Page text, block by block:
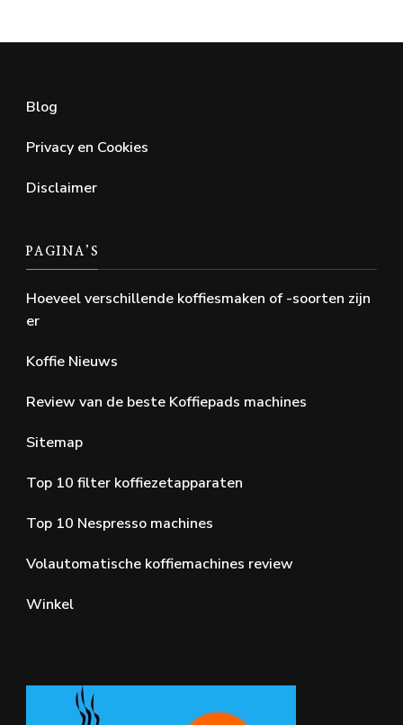
Blog
Privacy en Cookies
Disclaimer
PAGINA’S
Hoeveel verschillende koffiesmaken of -soorten zijn
er
Koffie Nieuws
Review van de beste Koffiepads machines
Sitemap
Top 10 filter koffiezetapparaten
Top 10 Nespresso machines
Volautomatische koffiemachines review
Winkel